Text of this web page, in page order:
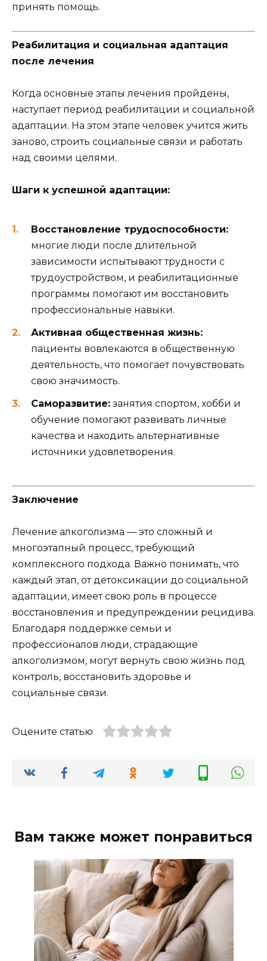
принять помощь.
Реабилитация и социальная адаптация
после лечения
Когда основные этапы лечения пройдены,
наступает период реабилитации и социальной
адаптации. На этом этапе человек учится жить
заново, строить социальные связи и работать
над своими целями.
Шаги к успешной адаптации:
Восстановление трудоспособности:
многие люди после длительной
зависимости испытывают трудности с
трудоустройством, и реабилитационные
программы помогают им восстановить
профессиональные навыки.
Активная общественная жизнь:
пациенты вовлекаются в общественную
деятельность, что помогает почувствовать
свою значимость.
Саморазвитие: занятия спортом, хобби и
обучение помогают развивать личные
качества и находить альтернативные
источники удовлетворения.
Заключение
Лечение алкоголизма — это сложный и
многоэтапный процесс, требующий
комплексного подхода. Важно понимать, что
каждый этап, от детоксикации до социальной
адаптации, имеет свою роль в процессе
восстановления и предупреждении рецидива.
Благодаря поддержке семьи и
профессионалов люди, страдающие
алкоголизмом, могут вернуть свою жизнь под
контроль, восстановить здоровье и
социальные связи.
Оцените статью
Вам также может понравиться